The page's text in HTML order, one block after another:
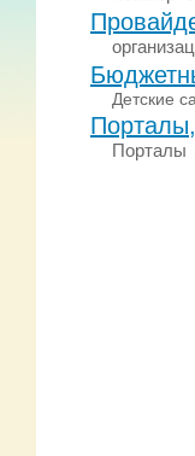
Детские
Порталы